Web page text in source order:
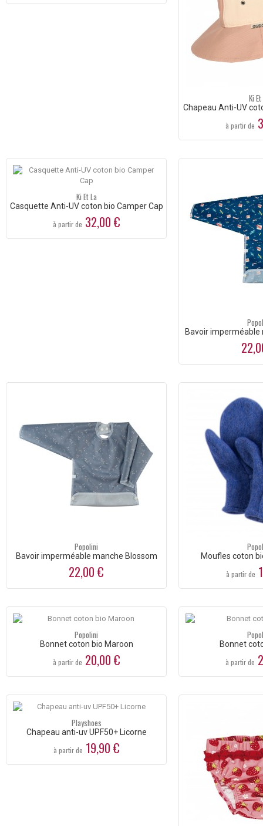
Ki
Chapeau Anti-UV
à partir de
Ki Et La
Casquette Anti-UV coton bio Camper Cap
à partir de 32,00 €
Bavoir imperméable
Popolini
Bavoir imperméable manche Blossom
22,00 €
Moufles coton
à partir de
Popolini
Bonnet coton bio Maroon
à partir de 20,00 €
Bonnet
à partir de
Playshoes
Chapeau anti-uv UPF50+ Licorne
à partir de 19,90 €